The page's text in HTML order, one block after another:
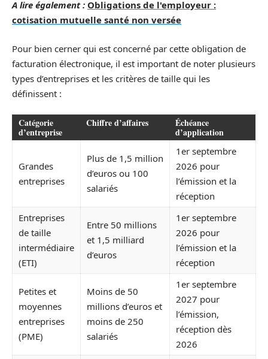
A lire également : Obligations de l'employeur :
cotisation mutuelle santé non versée
Pour bien cerner qui est concerné par cette obligation de
facturation électronique, il est important de noter plusieurs
types d’entreprises et les critères de taille qui les
définissent :
Catégorie
d’entreprise
Chiffre d’affaires Échéance
d’application
Grandes
entreprises
Plus de 1,5 million
d’euros ou 100
salariés
1er septembre
2026 pour
l’émission et la
réception
Entreprises
de taille
intermédiaire
(ETI)
Entre 50 millions
et 1,5 milliard
d’euros
1er septembre
2026 pour
l’émission et la
réception
Petites et
moyennes
entreprises
(PME)
Moins de 50
millions d’euros et
moins de 250
salariés
1er septembre
2027 pour
l’émission,
réception dès
2026